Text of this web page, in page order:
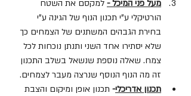
מעל פני המיכל - למקסם את השטח
הורטיקלי ע"י תכנון הנוף של הגינה ע"י
בחירת הגבהים המשתנים של הצמחים כך
שלא יסתירו אחד השני ותנתן נוכחות לכל
צמח. שאלה נוספת שנשאל בשלב התכנון
זה מה הנוף הנוסף שנרצה מעבר לצמחים.
תכנון אדריכלי- תכנון אופן ומיקום והצבת